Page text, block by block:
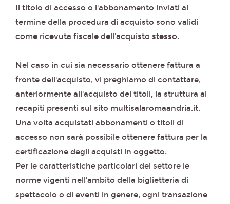
Il titolo di accesso o l'abbonamento inviati al
termine della procedura di acquisto sono validi
come ricevuta fiscale dell'acquisto stesso.
Nel caso in cui sia necessario ottenere fattura a
fronte dell'acquisto, vi preghiamo di contattare,
anteriormente all'acquisto dei titoli, la struttura ai
recapiti presenti sul sito multisalaromaandria.it.
Una volta acquistati abbonamenti o titoli di
accesso non sarà possibile ottenere fattura per la
certificazione degli acquisti in oggetto.
Per le caratteristiche particolari del settore le
norme vigenti nell'ambito della biglietteria di
spettacolo o di eventi in genere, ogni transazione